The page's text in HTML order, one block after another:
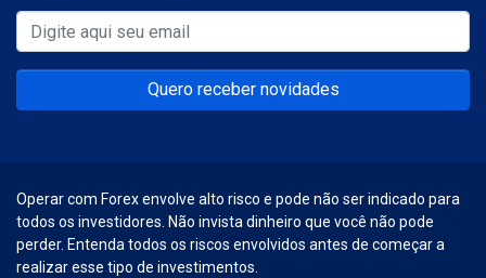
Quero receber novidades
Operar com Forex envolve alto risco e pode não ser indicado para
todos os investidores. Não invista dinheiro que você não pode
perder. Entenda todos os riscos envolvidos antes de começar a
realizar esse tipo de investimentos.